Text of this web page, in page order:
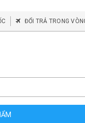
ĐỔI TRẢ TRONG